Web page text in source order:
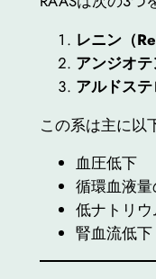
レニン（
アンジオ
アルドス
この系は主に以
血圧低下
循環血液
低ナトリ
腎血流低下